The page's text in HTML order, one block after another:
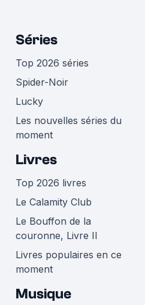
Séries
Top 2026 séries
Spider-Noir
Lucky
Les nouvelles séries du
moment
Livres
Top 2026 livres
Le Calamity Club
Le Bouffon de la
couronne, Livre II
Livres populaires en ce
moment
Musique